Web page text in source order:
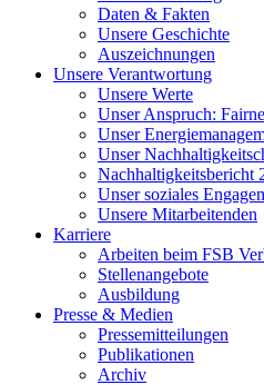
Daten & Fakten
Unsere Geschichte
Auszeichnungen
Unsere Verant­wortung
Unsere Werte
Unser Anspruch:
Unser
Unser
Nachhaltigkeitsbericht
Unser soziales
Unsere Mitarbeitenden
Karriere
Arbeiten beim FSB
Stellenangebote
Ausbildung
Presse & Medien
Pressemitteilungen
Publikationen
Archiv